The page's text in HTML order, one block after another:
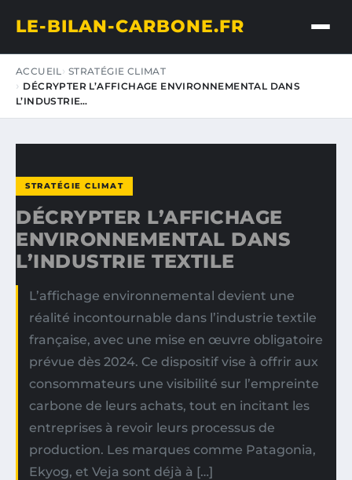
LE-BILAN-CARBONE.FR
ACCUEIL STRATÉGIE CLIMAT
DÉCRYPTER L’AFFICHAGE ENVIRONNEMENTAL DANS
L’INDUSTRIE…
STRATÉGIE CLIMAT
DÉCRYPTER L’AFFICHAGE
ENVIRONNEMENTAL DANS
L’INDUSTRIE TEXTILE
L’affichage environnemental devient une
réalité incontournable dans l’industrie textile
française, avec une mise en œuvre obligatoire
prévue dès 2024. Ce dispositif vise à offrir aux
consommateurs une visibilité sur l’empreinte
carbone de leurs achats, tout en incitant les
entreprises à revoir leurs processus de
production. Les marques comme Patagonia,
Ekyog, et Veja sont déjà à […]